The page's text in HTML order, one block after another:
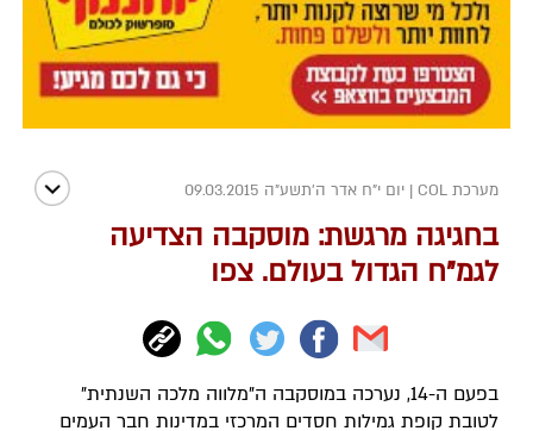
מערכת COL | יום י"ח אדר ה׳תשע״ה 09.03.2015
בחגיגה מרגשת: מוסקבה הצדיעה
לגמ"ח הגדול בעולם. צפו
בפעם ה-14, נערכה במוסקבה ה"מלווה מלכה השנתית"
לטובת קופת גמילות חסדים המרכזי במדינות חבר העמים